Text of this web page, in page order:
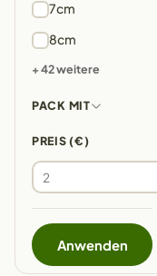
7cm
8cm
+ 42 weitere
PACK MIT
PREIS (€)
Anwenden